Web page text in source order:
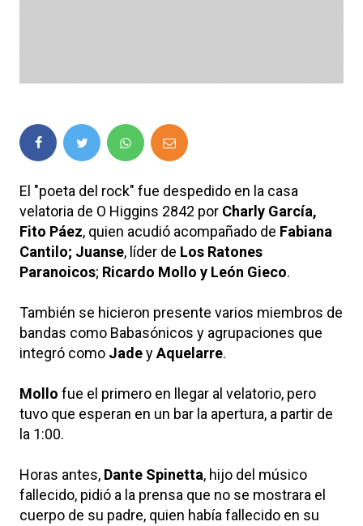
El "poeta del rock" fue despedido en la casa
velatoria de O Higgins 2842 por Charly García,
Fito Páez, quien acudió acompañado de Fabiana
Cantilo; Juanse, líder de Los Ratones
Paranoicos; Ricardo Mollo y León Gieco.
También se hicieron presente varios miembros de
bandas como Babasónicos y agrupaciones que
integró como JadeyAquelarre.
Mollo fue el primero en llegar al velatorio, pero
tuvo que esperan en un bar la apertura, a partir de
la 1:00.
Horas antes, Dante Spinetta, hijo del músico
fallecido, pidió a la prensa que no se mostrara el
cuerpo de su padre, quien había fallecido en su